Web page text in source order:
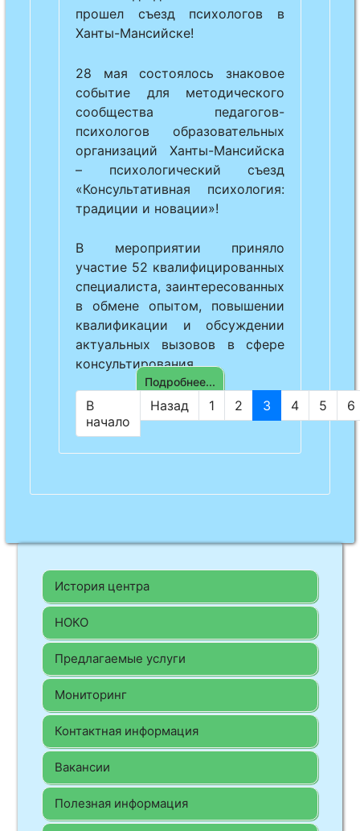
прошел съезд психологов в
Ханты-Мансийске!
28 мая состоялось знаковое
событие для методического
сообщества педагогов-
психологов образовательных
организаций Ханты-Мансийска
– психологический съезд
«Консультативная психология:
традиции и новации»!
В мероприятии приняло
участие 52 квалифицированных
специалиста, заинтересованных
в обмене опытом, повышении
квалификации и обсуждении
актуальных вызовов в сфере
консультирования.
Подробнее...
В
начало
Назад 1 2 3 4 5 6
История центра
НОКО
Предлагаемые услуги
Мониторинг
Контактная информация
Вакансии
Полезная информация